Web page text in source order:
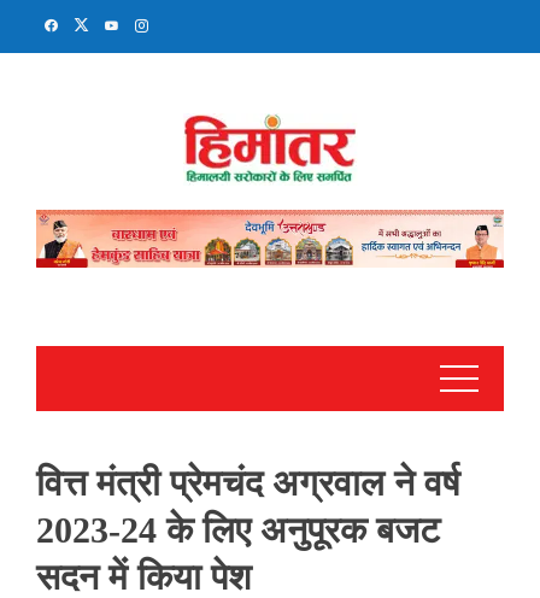
वित्त मंत्री प्रेमचंद अग्रवाल ने वर्ष
2023-24 के लिए अनुपूरक बजट
सदन में किया पेश